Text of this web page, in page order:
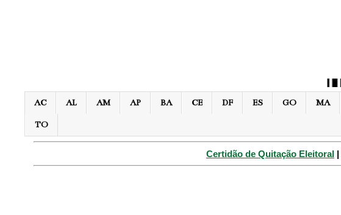
AC AL AM AP BA CE DF ES GO MA
TO
Certidão de Quitação Eleitoral |